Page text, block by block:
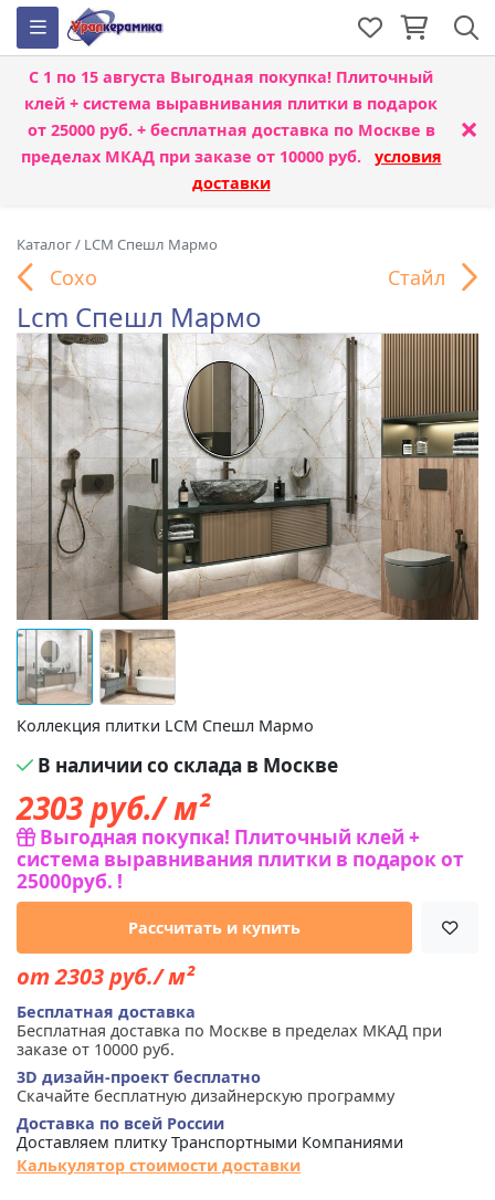
С 1 по 15 августа Выгодная покупка! Плиточный
клей + система выравнивания плитки в подарок
от 25000 руб. + бесплатная доставка по Москве в
пределах МКАД при заказе от 10000 руб. условия
доставки
×
Каталог/ LCM Спешл Мармо
Сохо Стайл
Lcm Спешл Мармо
Коллекция плитки LCM Спешл Мармо
В наличии со склада в Москве
2303руб./ м²
Выгодная покупка! Плиточный клей +
система выравнивания плитки в подарок от
25000руб. !
Рассчитать и купить
от 2303 руб./ м²
Бесплатная доставка
Бесплатная доставка по Москве в пределах МКАД при
заказе от 10000 руб.
3D дизайн-проект бесплатно
Скачайте бесплатную дизайнерскую программу
Доставка по всей России
Доставляем плитку Транспортными Компаниями
Калькулятор стоимости доставки